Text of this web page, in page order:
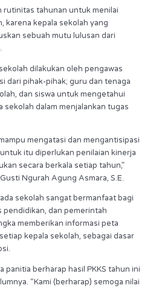
rutinitas tahunan untuk menilai
karena kepala sekolah yang
sebuah mutu lulusan dari
dilakukan oleh pengawas
dari pihak-pihak; guru dan tenaga
dan siswa untuk mengetahui
sekolah dalam menjalankan tugas
mengatasi dan mengantisipasi
itu diperlukan penilaian kinerja
secara berkala setiap tahun,”
Ngurah Agung Asmara, S.E.
sekolah sangat bermanfaat bagi
pendidikan, dan pemerintah
memberikan informasi peta
kepala sekolah, sebagai dasar
panitia berharap hasil PKKS tahun ini
“Kami (berharap) semoga nilai